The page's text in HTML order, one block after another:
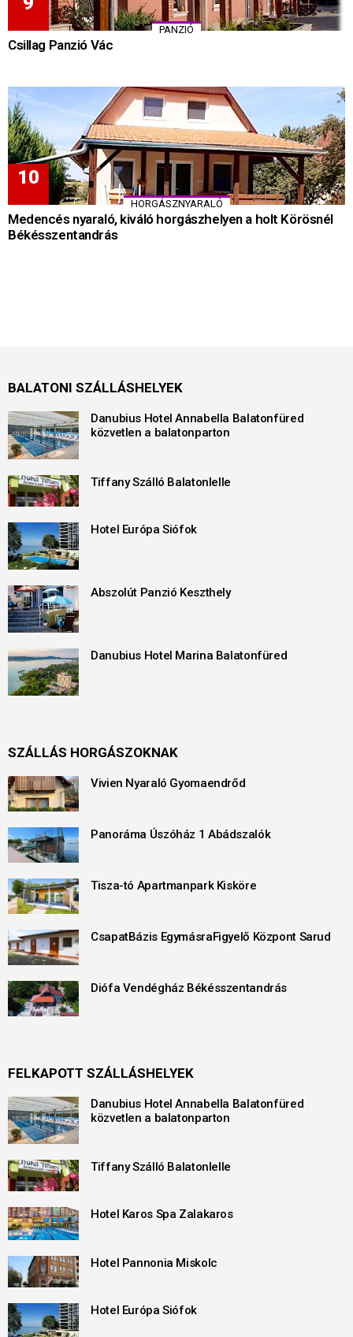
PANZIÓ
Csillag Panzió Vác
HORGÁSZNYARALÓ
Medencés nyaraló, kiváló horgászhelyen a holt Körösnél
Békésszentandrás
BALATONI SZÁLLÁSHELYEK
Danubius Hotel Annabella Balatonfüred
közvetlen a balatonparton
Tiffany Szálló Balatonlelle
Hotel Európa Siófok
Abszolút Panzió Keszthely
Danubius Hotel Marina Balatonfüred
SZÁLLÁS HORGÁSZOKNAK
Vivien Nyaraló Gyomaendrőd
Panoráma Úszóház 1 Abádszalók
Tisza-tó Apartmanpark Kisköre
CsapatBázis EgymásraFigyelő Központ Sarud
Diófa Vendégház Békésszentandrás
FELKAPOTT SZÁLLÁSHELYEK
Danubius Hotel Annabella Balatonfüred
közvetlen a balatonparton
Tiffany Szálló Balatonlelle
Hotel Karos Spa Zalakaros
Hotel Pannonia Miskolc
Hotel Európa Siófok